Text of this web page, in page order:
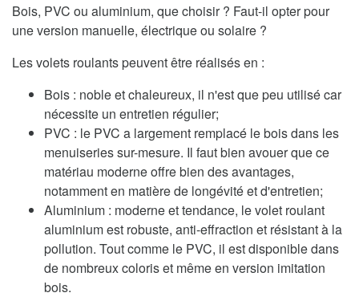
Bois, PVC ou aluminium, que choisir ? Faut-il opter pour
une version manuelle, électrique ou solaire ?
Les volets roulants peuvent être réalisés en :
Bois : noble et chaleureux, il n'est que peu utilisé car
nécessite un entretien régulier;
PVC : le PVC a largement remplacé le bois dans les
menuiseries sur-mesure. Il faut bien avouer que ce
matériau moderne offre bien des avantages,
notamment en matière de longévité et d'entretien;
Aluminium : moderne et tendance, le volet roulant
aluminium est robuste, anti-effraction et résistant à la
pollution. Tout comme le PVC, il est disponible dans
de nombreux coloris et même en version imitation
bois.